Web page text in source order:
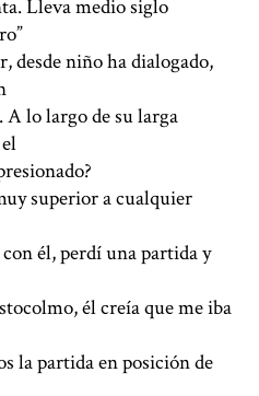
Lleva medio siglo
desde niño ha dialogado,
A lo largo de su larga
superior a cualquier
con él, perdí una partida y
él creía que me iba
la partida en posición de